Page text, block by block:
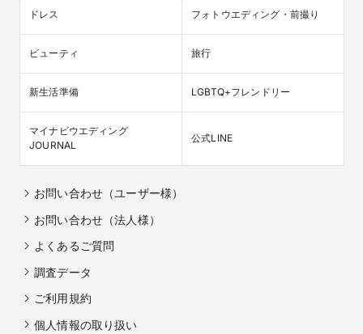
ドレス フォトウエディング・前撮り
ビューティ 旅行
新生活準備 LGBTQ+フレンドリー
マイナビウエディング
JOURNAL
公式LINE
お問い合わせ（ユーザー様）
お問い合わせ（法人様）
よくあるご質問
調査データ
ご利用規約
個人情報の取り扱い